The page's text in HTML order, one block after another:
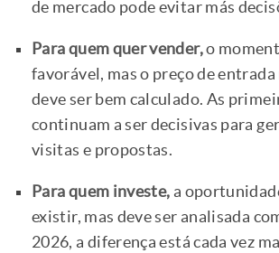
de mercado pode evitar más
Para quem quer vender,o
favorável, mas o preço de
deve ser bem calculado. As
continuam a ser decisivas para
visitas e propostas.
Para quem investe, a
existir, mas deve ser analisada
2026, a diferença está cada vez